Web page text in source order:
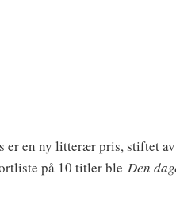
en ny litterær pris, stiftet
på 10 titler ble Den